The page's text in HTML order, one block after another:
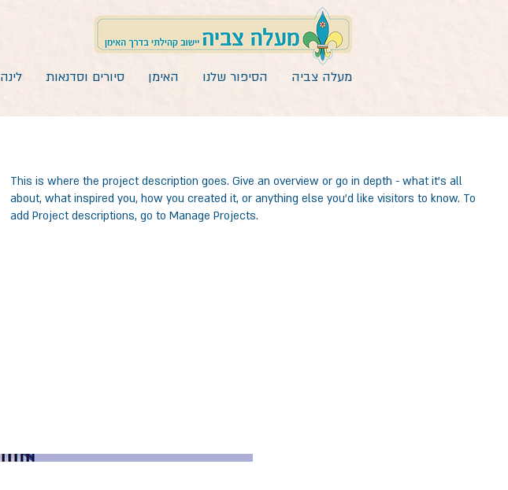
מעלה צביה הסיפור שלנו האימן סיורים וסדנאות לינה
This is where the project description goes. Give an overview or go in depth - what it's all
about, what inspired you, how you created it, or anything else you'd like visitors to know. To
add Project descriptions, go to Manage Projects.